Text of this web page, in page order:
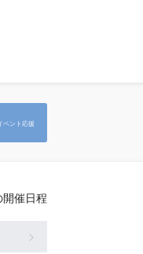
ベント応援
開催日程